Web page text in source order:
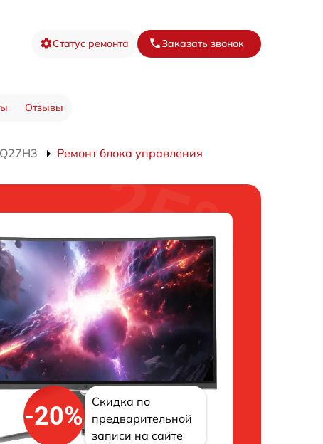
Статус ремонта Заказать звонок
Отзывы
Ремонт блока управления
-20%
Скидка по
предварительной
записи на сайте